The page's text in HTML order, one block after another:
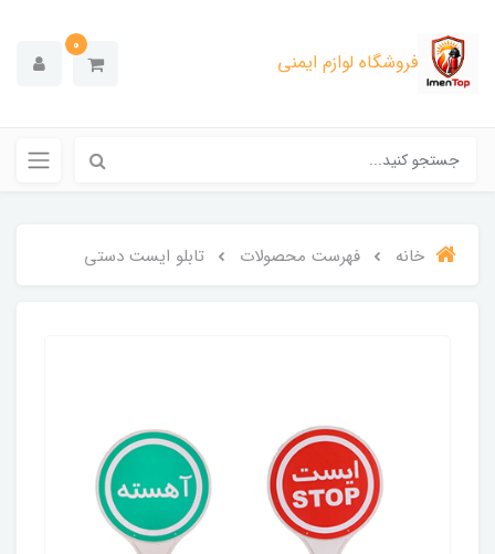
فروشگاه لوازم ایمنی
0
خانه فهرست محصولات تابلو ایست دستی